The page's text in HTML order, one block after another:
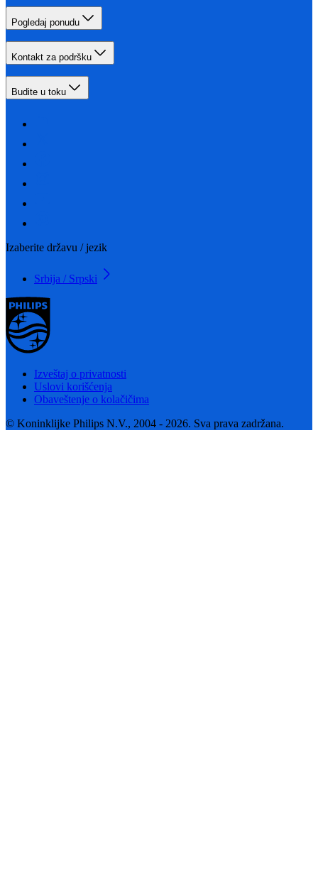
Pogledaj ponudu
Kontakt za podršku
Budite u toku
Izaberite državu / jezik
Srbija / Srpski
Izveštaj o privatnosti
Uslovi korišćenja
Obaveštenje o kolačičima
© Koninklijke Philips N.V., 2004 - 2026. Sva prava zadržana.